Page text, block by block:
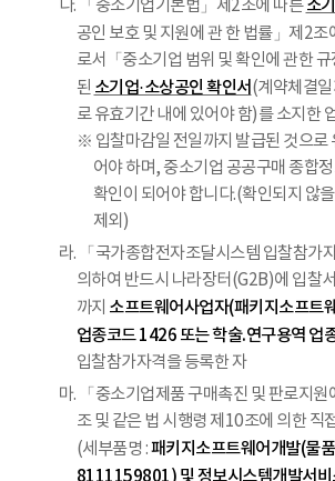
다. 「중소기업기본법」제2조에 따른소
공인 보호 및 지원에 관 한 법률」제2조
로서「중소기업 범위 및 확인에 관한
된 소기업·소상공인 확인서 (계약체결
로 유효기간 내에 있어야 함)를 소지한
※ 입찰마감일 전일까지 발급된 것으로
어야 하며, 중소기업 공공구매 종합
확인이 되어야 합니다.(확인되지 않
제외)
라. 「국가종합전자조달시스템 입찰참가
의하여 반드시 나라장터(G2B)에 입찰
까지 소프트웨어사업자(패키지소프트
업종코드 1426 또는 학술.연구용역 업
입찰참가자격을 등록한 자
마. 「중소기업제품 구매촉진 및 판로지원
조 및 같은 법 시행령 제10조에 의한 직
(세부품명 :패키지소프트웨어개발(물